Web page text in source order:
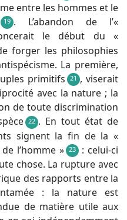
entre les hommes et le
19 . L’abandon de l’«
le début du «
forger les philosophies
La première,
primitifs
21 , viserait
avec la nature ; la
de toute discrimination
22 . En tout état de
signent la fin de la «
l’homme » 23 : celui-ci
chose. La rupture avec
des rapports entre la
: la nature est
de matière utile aux